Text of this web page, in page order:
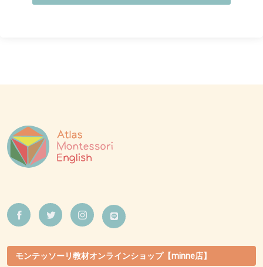
モンテッソーリ教材オンラインショップ【minne店】